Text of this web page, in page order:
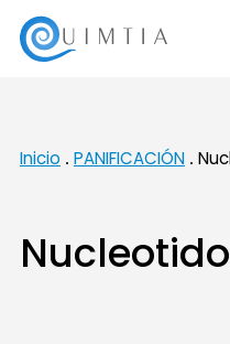
Inicio PANIFICACIÓN